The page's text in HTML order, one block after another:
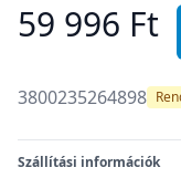
59 996 Ft
3800235264898
Szállítási információk